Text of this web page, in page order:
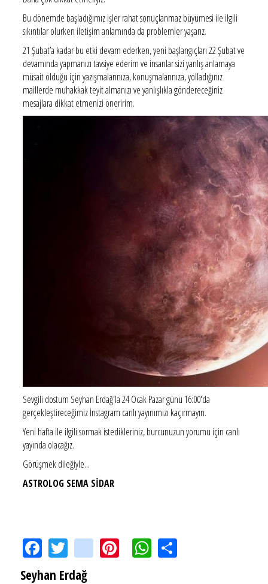
Bu dönemde başladığımız işler rahat sonuçlanmaz büyümesi ile ilgili
sıkıntılar olurken iletişim anlamında da problemler yaşarız.
21 Şubat’a kadar bu etki devam ederken, yeni başlangıçları 22 Şubat ve
devamında yapmanızı tavsiye ederim ve insanlar sizi yanlış anlamaya
müsait olduğu için yazışmalarınıza, konuşmalarınıza, yolladığınız
maillerde muhakkak teyit almanızı ve yanlışlıkla göndereceğiniz
mesajlara dikkat etmenizi öneririm.
Sevgili dostum Seyhan Erdağ'la 24 Ocak Pazar günü 16:00'da
gerçekleştireceğimiz İnstagram canlı yayınımızı kaçırmayın.
Yeni hafta ile ilgili sormak istedikleriniz, burcunuzun yorumu için canlı
yayında olacağız.
Görüşmek dileğiyle...
ASTROLOG SEMA SİDAR
FacebookTwitterinstagramPinterestWhatsApp
Seyhan Erdağ